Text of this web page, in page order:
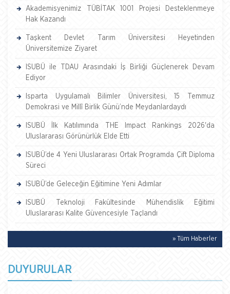
Akademisyenimiz TÜBİTAK 1001 Projesi Desteklenmeye
Hak Kazandı
Taşkent Devlet Tarım Üniversitesi Heyetinden
Üniversitemize Ziyaret
ISUBÜ ile TDAU Arasındaki İş Birliği Güçlenerek Devam
Ediyor
Isparta Uygulamalı Bilimler Üniversitesi, 15 Temmuz
Demokrasi ve Millî Birlik Günü’nde Meydanlardaydı
ISUBÜ İlk Katılımında THE Impact Rankings 2026'da
Uluslararası Görünürlük Elde Etti
ISUBÜ’de 4 Yeni Uluslararası Ortak Programda Çift Diploma
Süreci
ISUBÜ’de Geleceğin Eğitimine Yeni Adımlar
ISUBÜ Teknoloji Fakültesinde Mühendislik Eğitimi
Uluslararası Kalite Güvencesiyle Taçlandı
» Tüm Haberler
DUYURULAR